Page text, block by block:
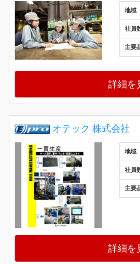
地域
社員
主要
詳細を
オテック 株式会社
地域
社員
主要
詳細を